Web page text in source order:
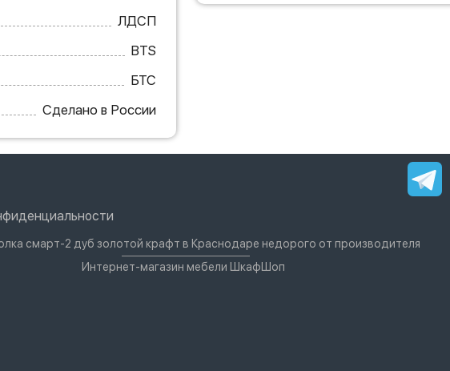
ЛДСП
BTS
БТС
Сделано в России
смарт-2 дуб золотой крафт в Краснодаре недорого от производителя
Интернет-магазин мебели ШкафШоп